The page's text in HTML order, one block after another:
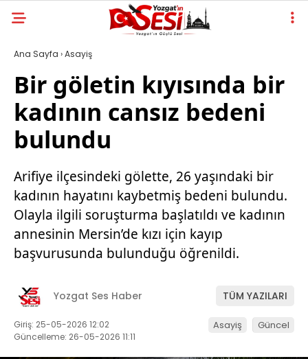
Ana Sayfa ›Asayiş
Bir göletin kıyısında bir
kadının cansız bedeni
bulundu
Arifiye ilçesindeki gölette, 26 yaşındaki bir
kadının hayatını kaybetmiş bedeni bulundu.
Olayla ilgili soruşturma başlatıldı ve kadının
annesinin Mersin’de kızı için kayıp
başvurusunda bulunduğu öğrenildi.
Yozgat Ses Haber TÜM YAZILARI
Giriş: 25-05-2026 12:02
Güncelleme: 26-05-2026 11:11
Asayiş Güncel